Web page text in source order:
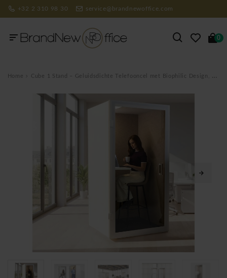
+32 2 310 98 30 service@brandnewoffice.com
0
Home Cube 1 Stand – Geluidsdichte Telefooncel met Biophilic Design, Inclusief Professionele Levering en Montage